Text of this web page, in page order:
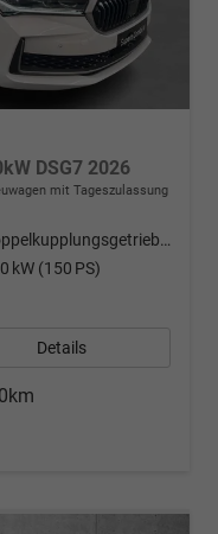
DSG7 2026
mit Tageszulassung
Doppelkupplungsgetriebe (DSG)
kW (150 PS)
Details